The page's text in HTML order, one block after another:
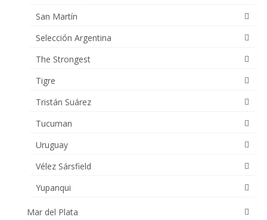
San Martín
Selección Argentina
The Strongest
Tigre
Tristán Suárez
Tucuman
Uruguay
Vélez Sársfield
Yupanqui
Mar del Plata